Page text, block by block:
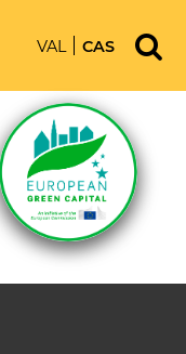
VAL CAS